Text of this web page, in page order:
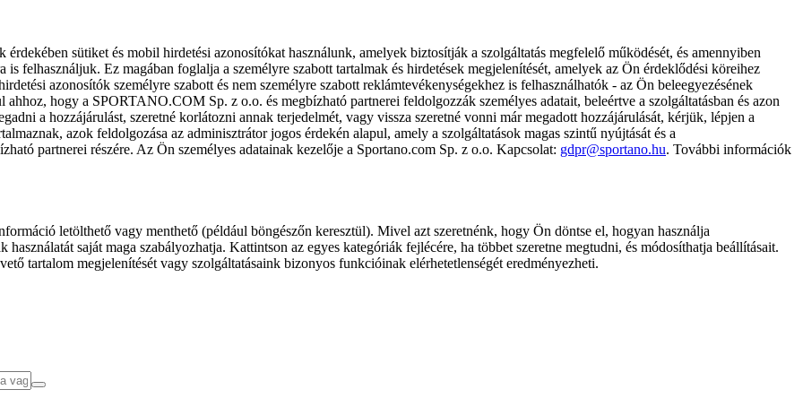
sütiket és mobil hirdetési azonosítókat használunk, amelyek biztosítják a szolgáltatás megfelelő működését, és amennyiben
is felhasználjuk. Ez magában foglalja a személyre szabott tartalmak és hirdetések megjelenítését, amelyek az Ön érdeklődési köreihez
azonosítók személyre szabott és nem személyre szabott reklámtevékenységekhez is felhasználhatók - az Ön beleegyezésének
hogy a SPORTANO.COM Sp. z o.o. és megbízható partnerei feldolgozzák személyes adatait, beleértve a szolgáltatásban és azon
a hozzájárulást, szeretné korlátozni annak terjedelmét, vagy vissza szeretné vonni már megadott hozzájárulását, kérjük, lépjen a
azok feldolgozása az adminisztrátor jogos érdekén alapul, amely a szolgáltatások magas szintű nyújtását és a
partnerei részére. Az Ön személyes adatainak kezelője a Sportano.com Sp. z o.o. Kapcsolat: gdpr@sportano.hu. További információk
letölthető vagy menthető (például böngészőn keresztül). Mivel azt szeretnénk, hogy Ön döntse el, hogyan használja
saját maga szabályozhatja. Kattintson az egyes kategóriák fejlécére, ha többet szeretne megtudni, és módosíthatja beállításait.
tartalom megjelenítését vagy szolgáltatásaink bizonyos funkcióinak elérhetetlenségét eredményezheti.